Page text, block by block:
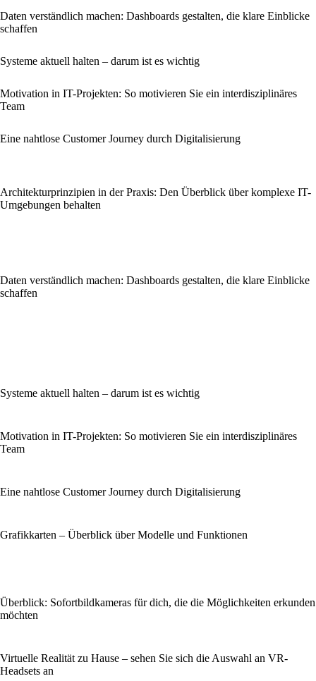
Daten verständlich machen: Dashboards gestalten, die klare Einblicke
schaffen
Systeme aktuell halten – darum ist es wichtig
Motivation in IT-Projekten: So motivieren Sie ein interdisziplinäres
Team
Eine nahtlose Customer Journey durch Digitalisierung
Architekturprinzipien in der Praxis: Den Überblick über komplexe IT-
Umgebungen behalten
Daten verständlich machen: Dashboards gestalten, die klare Einblicke
schaffen
Systeme aktuell halten – darum ist es wichtig
Motivation in IT-Projekten: So motivieren Sie ein interdisziplinäres
Team
Eine nahtlose Customer Journey durch Digitalisierung
Grafikkarten – Überblick über Modelle und Funktionen
Überblick: Sofortbildkameras für dich, die die Möglichkeiten erkunden
möchten
Virtuelle Realität zu Hause – sehen Sie sich die Auswahl an VR-
Headsets an